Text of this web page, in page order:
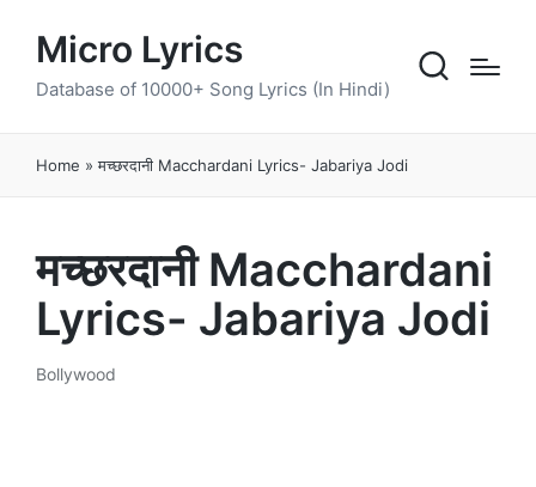
Micro Lyrics
Database of 10000+ Song Lyrics (In Hindi)
Home »मच्छरदानी Macchardani Lyrics- Jabariya Jodi
मच्छरदानी Macchardani
Lyrics- Jabariya Jodi
Posted
Bollywood